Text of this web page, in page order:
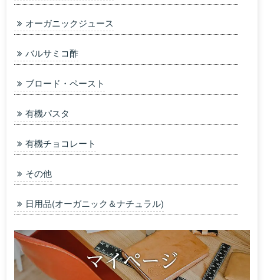
オーガニックジュース
バルサミコ酢
ブロード・ペースト
有機パスタ
有機チョコレート
その他
日用品(オーガニック＆ナチュラル)